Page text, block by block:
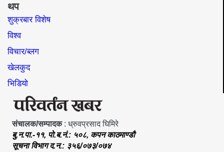
थप
शुक्रबार विशेष
विश्व
विचार/ब्लग
खेलकुद
भिडियो
संचालक/सम्पादक: ध्रुवप्रसाद घिमिरे
बु.न.पा.-११, पो.ब.नं.: ५०८, कपन काठमाण्डौ
सूचना विभाग द.न.: ३५६/०७३/०७४